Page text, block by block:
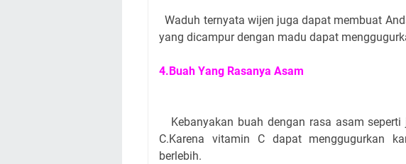
Waduh ternyata wijen juga dapat membuat
yang dicampur dengan madu dapat
4.Buah Yang Rasanya Asam
Kebanyakan buah dengan rasa asam
C.Karena vitamin C dapat menggugurkan
berlebih.